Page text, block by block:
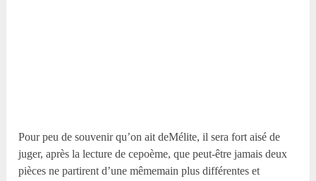
Pour peu de souvenir qu’on ait deMélite, il sera fort aisé de
juger, après la lecture de cepoème, que peut-être jamais deux
pièces ne partirent d’une mêmemain plus différentes et